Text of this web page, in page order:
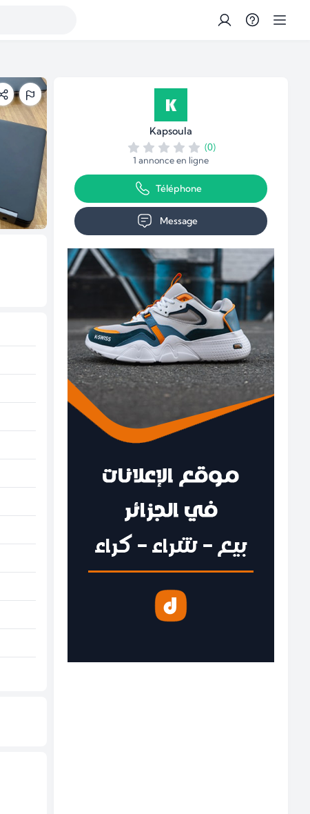
Kapsoula
(0)
1 annonce en ligne
Téléphone
Message